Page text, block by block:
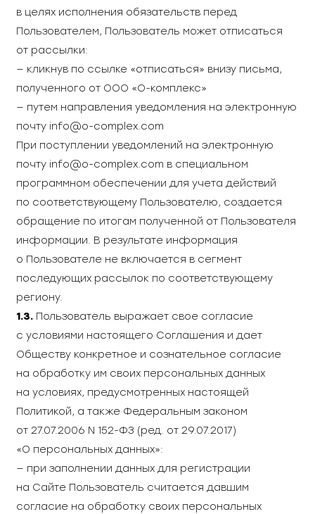
в целях исполнения обязательств перед
Пользователем, Пользователь может отписаться
от рассылки:
— кликнув по ссылке «отписаться» внизу письма,
полученного от ООО «О-комплекс»
— путем направления уведомления на электронную
почту info@o-complex.com
При поступлении уведомлений на электронную
почту info@o-complex.com в специальном
программном обеспечении для учета действий
по соответствующему Пользователю, создается
обращение по итогам полученной от Пользователя
информации. В результате информация
о Пользователе не включается в сегмент
последующих рассылок по соответствующему
региону.
1.3. Пользователь выражает свое согласие
с условиями настоящего Соглашения и дает
Обществу конкретное и сознательное согласие
на обработку им своих персональных данных
на условиях, предусмотренных настоящей
Политикой, а также Федеральным законом
от 27.07.2006 N 152-ФЗ (ред. от 29.07.2017)
«О персональных данных»:
— при заполнении данных для регистрации
на Сайте Пользователь считается давшим
согласие на обработку своих персональных